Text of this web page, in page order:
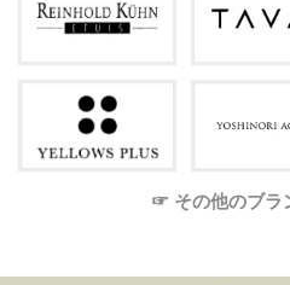
☞ その他のブラ